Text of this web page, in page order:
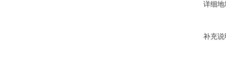
详细地
补充说